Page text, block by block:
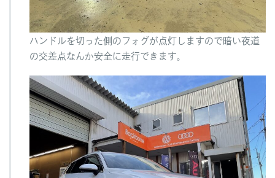
ハンドルを切った側のフォグが点灯しますので暗い夜道
の交差点なんか安全に走行できます。